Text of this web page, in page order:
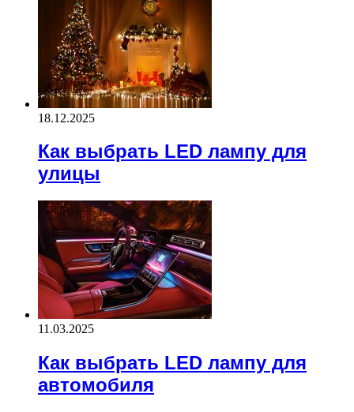
18.12.2025
Как выбрать LED лампу для
улицы
11.03.2025
Как выбрать LED лампу для
автомобиля